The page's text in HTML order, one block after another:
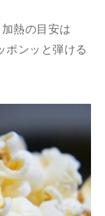
熱の目安は
ポンッと弾ける